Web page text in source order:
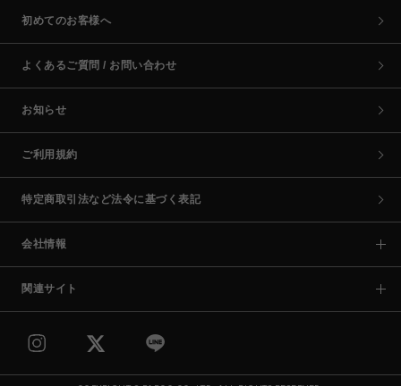
初めてのお客様へ
よくあるご質問 / お問い合わせ
お知らせ
ご利用規約
特定商取引法など法令に基づく表記
会社情報
関連サイト